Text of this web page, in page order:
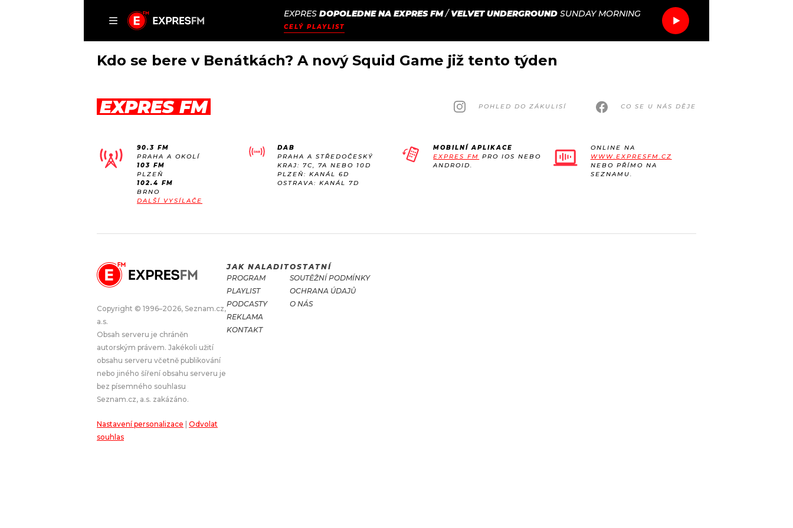
JAK
NALADIT
EXPRES DOPOLEDNE NA EXPRES FM/VELVET UNDERGROUND SUNDAY MORNING
CELÝ PLAYLIST
DOMŮ
AKTUÁLNĚ
ROZHOVORY
#NEBUDUDOMA
PODCASTY
JAK NALADIT
RÁDIO
APLIKACE
PROGRAM
PLAYLIST
JAK NALADIT
SOUTĚŽE
Kdo se bere v Benátkách? A nový Squid Game již tento týden
EXPRES FM POHLED DO ZÁKULISÍ CO SE U NÁS DĚJE
90.3 FM
PRAHA A OKOLÍ
103 FM
PLZEŇ
102.4 FM
BRNO
DALŠÍ VYSÍLAČE
DAB
PRAHA A STŘEDOČESKÝ
KRAJ: 7C, 7A NEBO 10D
PLZEŇ: KANÁL 6D
OSTRAVA: KANÁL 7D
MOBILNÍ APLIKACE
EXPRES FM PRO IOS NEBO
ANDROID.
ONLINE NA
WWW.EXPRESFM.CZ
NEBO PŘÍMO NA
SEZNAMU.
Copyright © 1996–2026, Seznam.cz,
a.s.
Obsah serveru je chráněn
autorským právem. Jakékoli užití
obsahu serveru včetně publikování
nebo jiného šíření obsahu serveru je
bez písemného souhlasu
Seznam.cz, a.s. zakázáno.
Nastavení personalizace
Odvolat
souhlas
JAK NALADIT
PROGRAM
PLAYLIST
PODCASTY
REKLAMA
KONTAKT
OSTATNÍ
SOUTĚŽNÍ PODMÍNKY
OCHRANA ÚDAJŮ
O NÁS